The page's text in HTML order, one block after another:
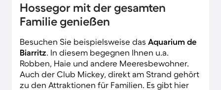
Hossegor mit der gesamten
Familie genießen
Besuchen Sie beispielsweise das Aquarium de
Biarritz. In diesem begegnen Ihnen u.a.
Robben, Haie und andere Meeresbewohner.
Auch der Club Mickey, direkt am Strand gehört
zu den Attraktionen für Familien. Es gibt hier